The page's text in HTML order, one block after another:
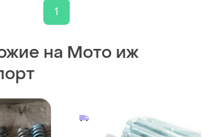
1
на Мото иж